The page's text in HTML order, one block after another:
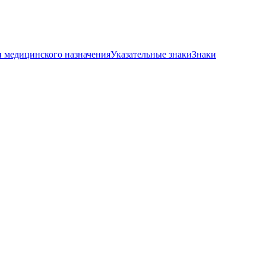
медицинского назначенияУказательные знакиЗнаки